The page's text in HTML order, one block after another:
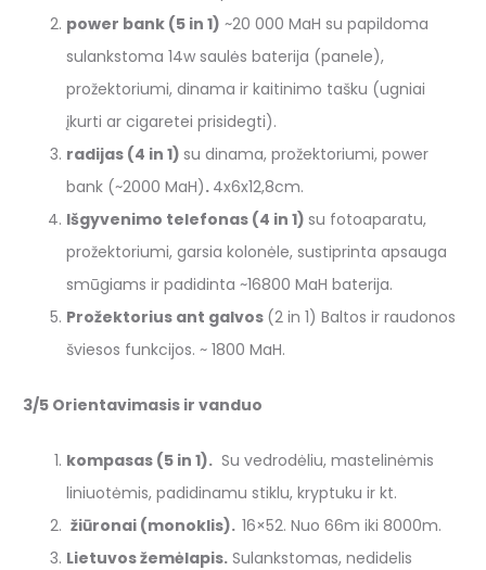
power bank (5 in 1) ~20 000 MaH su papildoma
sulankstoma 14w saulės baterija (panele),
prožektoriumi, dinama ir kaitinimo tašku (ugniai
įkurti ar cigaretei prisidegti).
radijas (4 in 1) su dinama, prožektoriumi, power
bank (~2000 MaH). 4x6x12,8cm.
Išgyvenimo telefonas (4 in 1) su fotoaparatu,
prožektoriumi, garsia kolonėle, sustiprinta apsauga
smūgiams ir padidinta ~16800 MaH baterija.
Prožektorius ant galvos (2 in 1) Baltos ir raudonos
šviesos funkcijos. ~ 1800 MaH.
3/5 Orientavimasis ir vanduo
kompasas (5 in 1). Su vedrodėliu, mastelinėmis
liniuotėmis, padidinamu stiklu, kryptuku ir kt.
žiūronai (monoklis). 16×52. Nuo 66m iki 8000m.
Lietuvos žemėlapis. Sulankstomas, nedidelis